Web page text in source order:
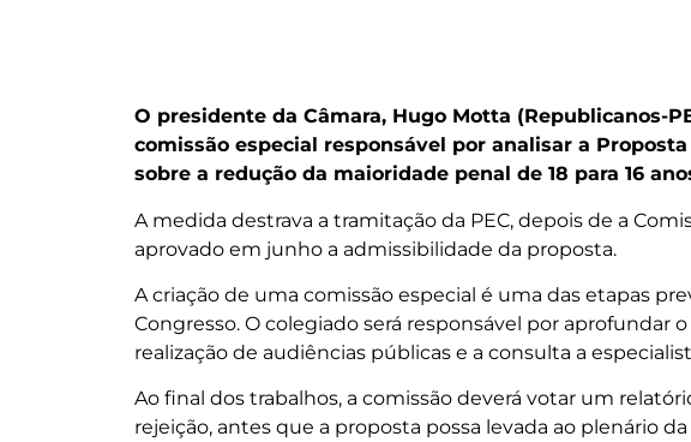
O presidente da Câmara, Hugo Motta (Republicanos-
comissão especial responsável por analisar a
sobre a redução da maioridade penal de 18 para 16
A medida destrava a tramitação da PEC, depois de a
aprovado em junho a admissibilidade da proposta.
A criação de uma comissão especial é uma das etapas
Congresso. O colegiado será responsável por aprofundar
realização de audiências públicas e a consulta a
Ao final dos trabalhos, a comissão deverá votar um
rejeição, antes que a proposta possa levada ao plenário da